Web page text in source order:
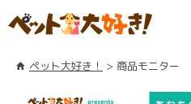
ペット大好き！ 商品モニター